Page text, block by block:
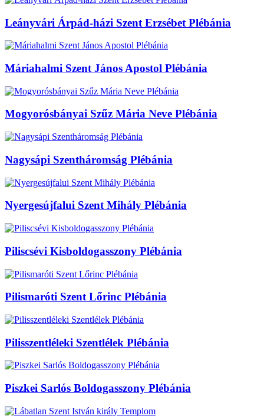
Leányvári Árpád-házi Szent Erzsébet Plébánia
Máriahalmi Szent János Apostol Plébánia
Mogyorósbányai Szűz Mária Neve Plébánia
Nagysápi Szentháromság Plébánia
Nyergesújfalui Szent Mihály Plébánia
Piliscsévi Kisboldogasszony Plébánia
Pilismaróti Szent Lőrinc Plébánia
Pilisszentléleki Szentlélek Plébánia
Piszkei Sarlós Boldogasszony Plébánia